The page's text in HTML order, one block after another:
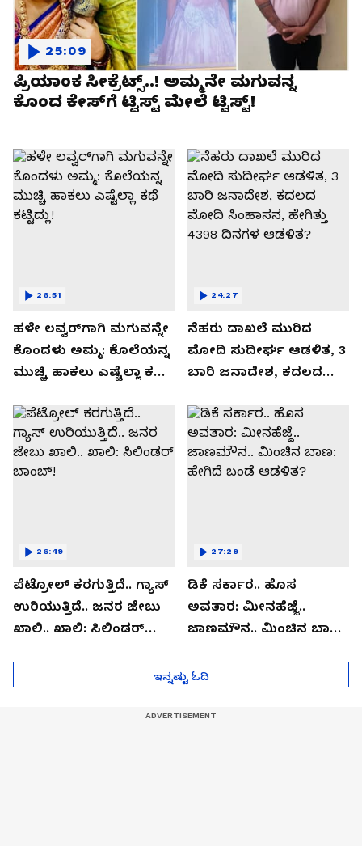
ಪ್ರಿಯಾಂಕ ಸೀಕ್ರೆಟ್ಸ್​​..! ಅಮ್ಮನೇ ಮಗುವನ್ನ
ಕೊಂದ ಕೇಸ್​ಗೆ ಟ್ವಿಸ್ಟ್​​ ಮೇಲೆ ಟ್ವಿಸ್ಟ್!
25:09
ಹಳೇ ಲವ್ವರ್​​ಗಾಗಿ ಮಗುವನ್ನೇ
ಕೊಂದಳು ಅಮ್ಮ: ಕೊಲೆಯನ್ನ
ಮುಚ್ಚಿ ಹಾಕಲು ಎಷ್ಟೆಲ್ಲಾ ಕಥೆ
26:51
ನೆಹರು ದಾಖಲೆ ಮುರಿದ
ಮೋದಿ ಸುದೀರ್ಘ ಆಡಳಿತ, 3
ಬಾರಿ ಜನಾದೇಶ, ಕದಲದ
4398 ದಿನಗಳ ಆಡಳಿತ?
24:27
ಪೆಟ್ರೋಲ್ ಕರಗುತ್ತಿದೆ.. ಗ್ಯಾಸ್
ಉರಿಯುತ್ತಿದೆ.. ಜನರ ಜೇಬು
ಖಾಲಿ.. ಖಾಲಿ: ಸಿಲಿಂಡರ್​​
26:49
ಡಿಕೆ ಸರ್ಕಾರ.. ಹೊಸ
ಅವತಾರ: ಮೀನಹೆಜ್ಜೆ..
ಜಾಣಮೌನ.. ಮಿಂಚಿನ ಬಾಣ:
27:29
ಇನ್ನಷ್ಟು ಓದಿ